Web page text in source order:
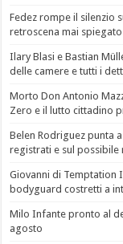
Fedez rompe il silenzio
retroscena mai spiegato
Ilary Blasi e Bastian
delle camere e tutti i
Morto Don Antonio
Zero e il lutto cittadino
Belen Rodriguez punta
registrati e sul possibile
Giovanni di Temptation
bodyguard costretti a
Milo Infante pronto al
agosto